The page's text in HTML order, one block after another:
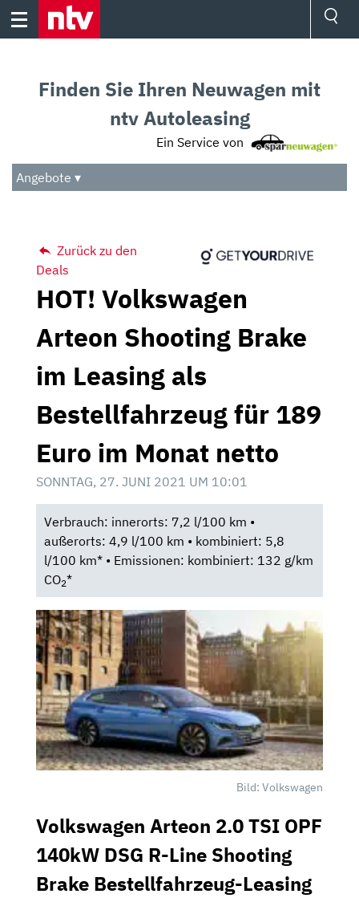
Skip
Audio
Das Beste
Finden Sie Ihren Neuwagen mit
ntv Autoleasing
Ein Service von
Angebote ▾
Zurück zu den
Deals
HOT! Volkswagen
Arteon Shooting Brake
im Leasing als
Bestellfahrzeug für 189
Euro im Monat netto
SONNTAG, 27. JUNI 2021 UM 10:01
Verbrauch: innerorts: 7,2 l/100 km •
außerorts: 4,9 l/100 km • kombiniert: 5,8
l/100 km* • Emissionen: kombiniert: 132 g/km
CO2*
Bild: Volkswagen
Volkswagen Arteon 2.0 TSI OPF
140kW DSG R-Line Shooting
Brake Bestellfahrzeug-Leasing